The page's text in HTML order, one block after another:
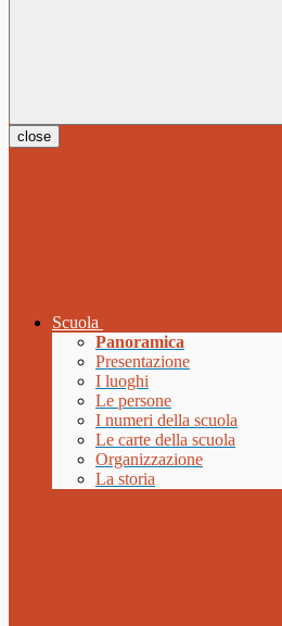
close
Scuola
Panoramica
Presentazione
I luoghi
Le persone
I numeri della scuola
Le carte della scuola
Organizzazione
La storia